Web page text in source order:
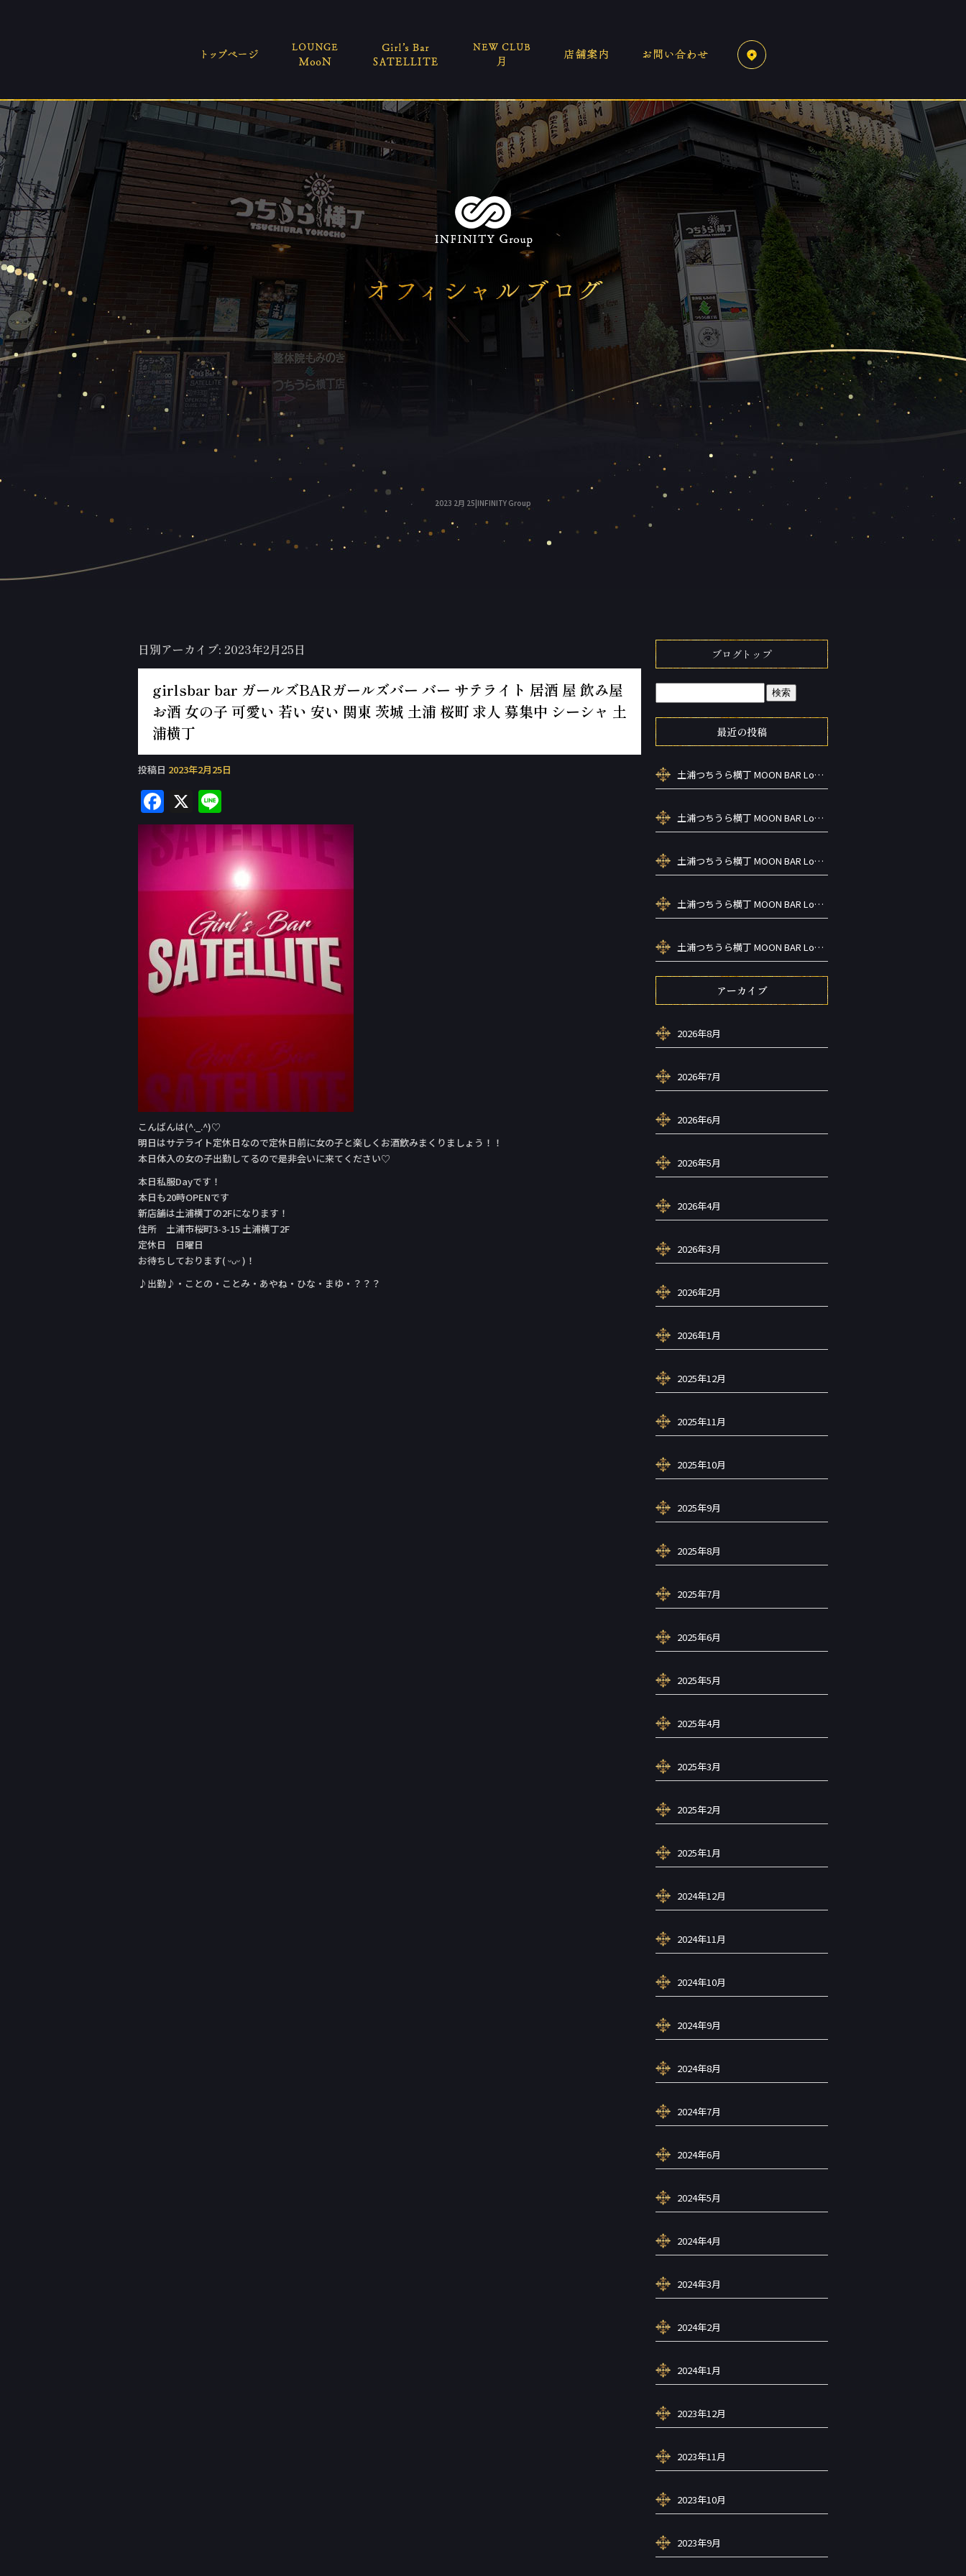
2023 2月 25|INFINITY Group
日別アーカイブ: 2023年2月25日
girlsbar bar ガールズBARガールズバー バー サテライト 居酒 屋 飲み屋
お酒 女の子 可愛い 若い 安い 関東 茨城 土浦 桜町 求人 募集中 シーシャ 土
浦横丁
投稿日 2023年2月25日
F
a
c
e
b
o
k
X
n
e
こんばんは(^._.^)♡
明日はサテライト定休日なので定休日前に女の子と楽しくお酒飲みまくりましょう！！
本日体入の女の子出勤してるので是非会いに来てください♡
本日私服Day‬です！
本日も20時OPENです
新店舗は土浦横丁の2Fになります！
住所 土浦市桜町3-3-15 土浦横丁2F
定休日 日曜日
お待ちしております( ᵕᴗᵕ )！
♪出勤♪・ことの・ことみ・あやね・ひな・まゆ・？？？
ブログトップ
最近の投稿
土浦つちうら横丁 MOON BAR Lounge ーズメントBAR シーシャカラ オケお酒
土浦つちうら横丁 MOON BAR Lounge ーズメントBAR シーシャカラ オケお酒
土浦つちうら横丁 MOON BAR Lounge ーズメントBAR シーシャカラ オケお酒
土浦つちうら横丁 MOON BAR Lounge ーズメントBAR シーシャカラ オケお酒
土浦つちうら横丁 MOON BAR Lounge ーズメントBAR シーシャカラ オケお酒
アーカイブ
2026年8月
2026年7月
2026年6月
2026年5月
2026年4月
2026年3月
2026年2月
2026年1月
2025年12月
2025年11月
2025年10月
2025年9月
2025年8月
2025年7月
2025年6月
2025年5月
2025年4月
2025年3月
2025年2月
2025年1月
2024年12月
2024年11月
2024年10月
2024年9月
2024年8月
2024年7月
2024年6月
2024年5月
2024年4月
2024年3月
2024年2月
2024年1月
2023年12月
2023年11月
2023年10月
2023年9月